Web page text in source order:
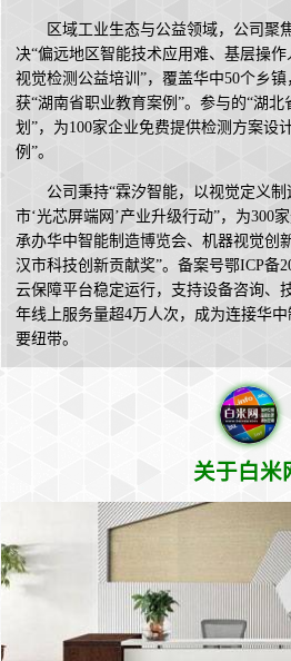
区域工业生态与公益领域，公司聚
决“偏远地区智能技术应用难、基层操
视觉检测公益培训”，覆盖华中50个乡镇
获“湖南省职业教育案例”。参与的“湖
划”，为100家企业免费提供检测方案设
例”。
公司秉持“霖汐智能，以视觉定义
市‘光芯屏端网’产业升级行动”，为300
承办华中智能制造博览会、机器视觉创
汉市科技创新贡献奖”。备案号鄂ICP备
云保障平台稳定运行，支持设备咨询、
年线上服务量超4万人次，成为连接华
要纽带。
关于白米